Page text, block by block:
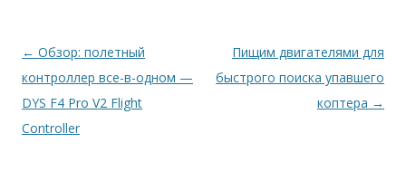
Навигация
по
записям
← Обзор: полетный
контроллер все-в-одном —
DYS F4 Pro V2 Flight
Controller
Пищим двигателями для
быстрого поиска упавшего
коптера →